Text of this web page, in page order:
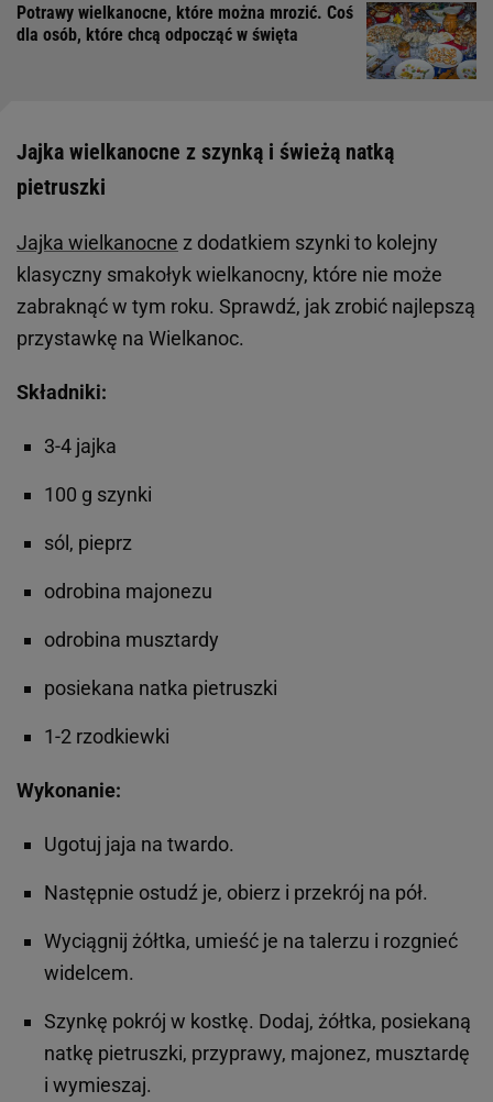
Potrawy wielkanocne, które można mrozić. Coś
dla osób, które chcą odpocząć w święta
Jajka wielkanocne z szynką i świeżą natką
pietruszki
Jajka wielkanocne z dodatkiem szynki to kolejny
klasyczny smakołyk wielkanocny, które nie może
zabraknąć w tym roku. Sprawdź, jak zrobić najlepszą
przystawkę na Wielkanoc.
Składniki:
3-4 jajka
100 g szynki
sól, pieprz
odrobina majonezu
odrobina musztardy
posiekana natka pietruszki
1-2 rzodkiewki
Wykonanie:
Ugotuj jaja na twardo.
Następnie ostudź je, obierz i przekrój na pół.
Wyciągnij żółtka, umieść je na talerzu i rozgnieć
widelcem.
Szynkę pokrój w kostkę. Dodaj, żółtka, posiekaną
natkę pietruszki, przyprawy, majonez, musztardę
i wymieszaj.